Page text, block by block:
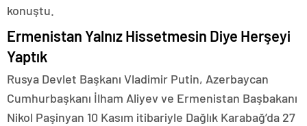
konuştu.
Ermenistan Yalnız Hissetmesin Diye Herşeyi
Yaptık
Rusya Devlet Başkanı Vladimir Putin, Azerbaycan
Cumhurbaşkanı İlham Aliyev ve Ermenistan Başbakanı
Nikol Paşinyan 10 Kasım itibariyle Dağlık Karabağ’da 27